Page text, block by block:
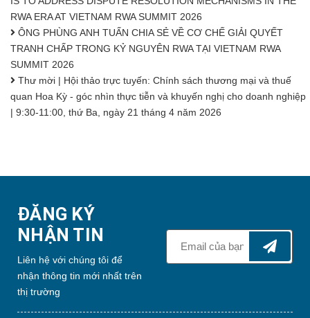
RWA ERA AT VIETNAM RWA SUMMIT 2026
ÔNG PHÙNG ANH TUẤN CHIA SẺ VỀ CƠ CHẾ GIẢI QUYẾT
TRANH CHẤP TRONG KỶ NGUYÊN RWA TẠI VIETNAM RWA
SUMMIT 2026
Thư mời | Hội thảo trực tuyến: Chính sách thương mại và thuế
quan Hoa Kỳ - góc nhìn thực tiễn và khuyến nghị cho doanh nghiệp
| 9:30-11:00, thứ Ba, ngày 21 tháng 4 năm 2026
ĐĂNG KÝ
NHẬN TIN
Liên hệ với chúng tôi để
nhận thông tin mới nhất trên
thị trường